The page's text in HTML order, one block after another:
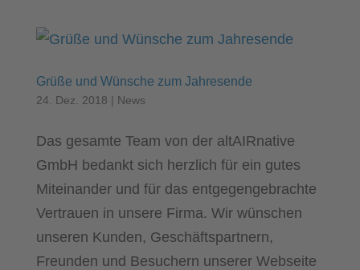
Grüße und Wünsche zum Jahresende
24. Dez. 2018 | News
Das gesamte Team von der altAIRnative
GmbH bedankt sich herzlich für ein gutes
Miteinander und für das entgegengebrachte
Vertrauen in unsere Firma. Wir wünschen
unseren Kunden, Geschäftspartnern,
Freunden und Besuchern unserer Webseite